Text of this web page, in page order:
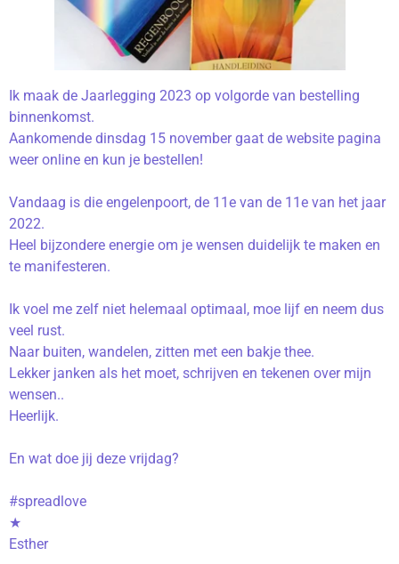
Ik maak de Jaarlegging 2023 op volgorde van bestelling
binnenkomst.
Aankomende dinsdag 15 november gaat de website pagina
weer online en kun je bestellen!
Vandaag is die engelenpoort, de 11e van de 11e van het jaar
2022.
Heel bijzondere energie om je wensen duidelijk te maken en
te manifesteren.
Ik voel me zelf niet helemaal optimaal, moe lijf en neem dus
veel rust.
Naar buiten, wandelen, zitten met een bakje thee.
Lekker janken als het moet, schrijven en tekenen over mijn
wensen..
Heerlijk.
En wat doe jij deze vrijdag?
#spreadlove
★
Esther